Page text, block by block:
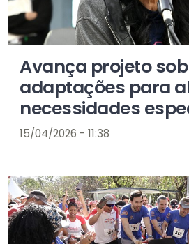
Avança projeto
adaptações para
necessidades
15/04/2026 - 11:38